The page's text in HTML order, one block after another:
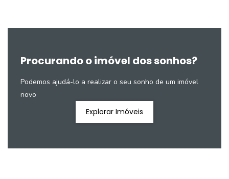
Procurando o imóvel dos sonhos?
Podemos ajudá-lo a realizar o seu sonho de um imóvel
novo
Explorar Imóveis